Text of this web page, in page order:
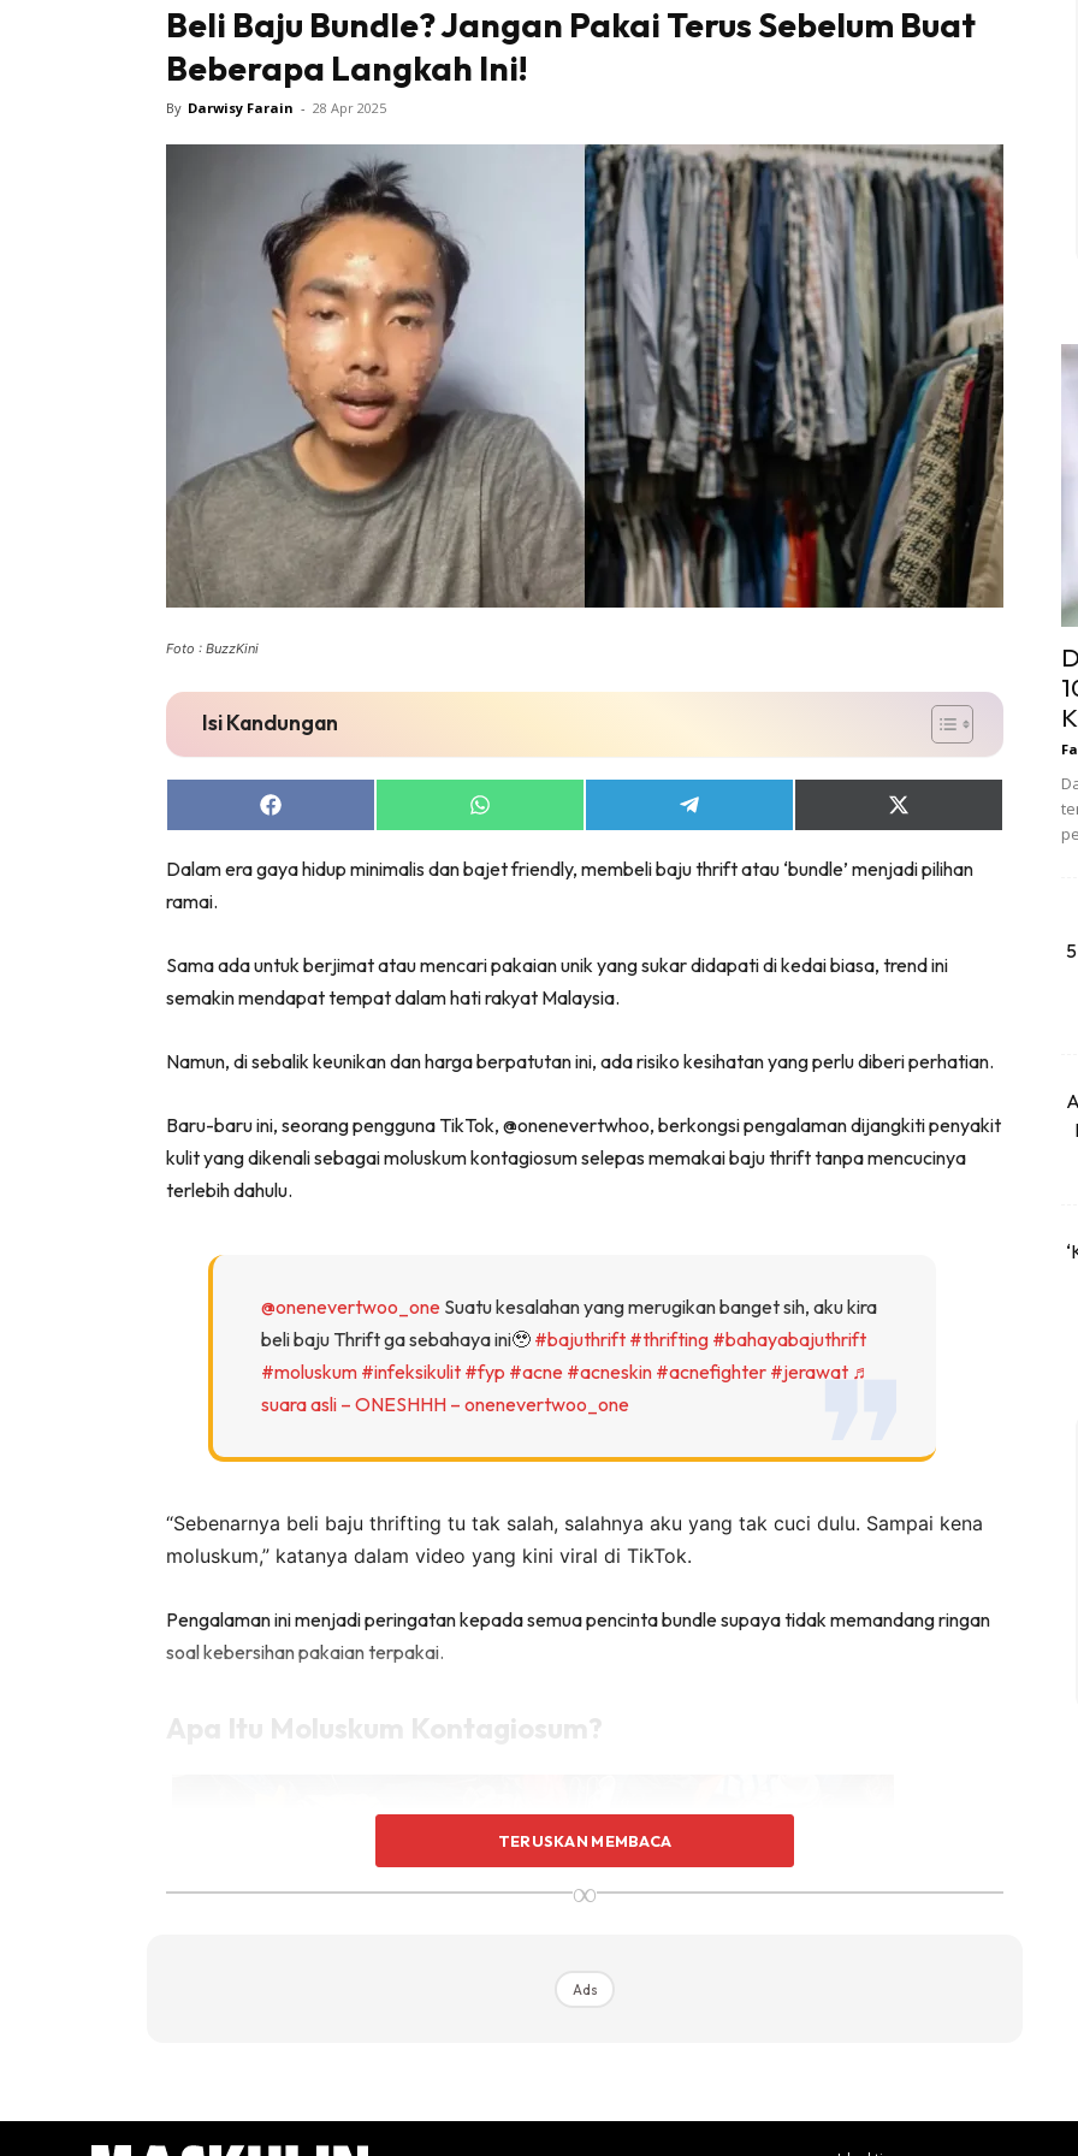
Beli Baju Bundle? Jangan Pakai Terus Sebelum Buat
Beberapa Langkah Ini!
By Darwisy Farain - 28 Apr 2025
Foto : BuzzKini
Isi Kandungan
Share
on
Share
on
Share
on
Share
on
(Twitter)
Dalam era gaya hidup minimalis dan bajet friendly, membeli baju thrift atau ‘bundle’ menjadi pilihan
ramai.
Sama ada untuk berjimat atau mencari pakaian unik yang sukar didapati di kedai biasa, trend ini
semakin mendapat tempat dalam hati rakyat Malaysia.
Namun, di sebalik keunikan dan harga berpatutan ini, ada risiko kesihatan yang perlu diberi perhatian.
Baru-baru ini, seorang pengguna TikTok, @onenevertwhoo, berkongsi pengalaman dijangkiti penyakit
kulit yang dikenali sebagai moluskum kontagiosum selepas memakai baju thrift tanpa mencucinya
terlebih dahulu.
@onenevertwoo_one Suatu kesalahan yang merugikan banget sih, aku kira
beli baju Thrift ga sebahaya ini🥹 #bajuthrift #thrifting #bahayabajuthrift
#moluskum #infeksikulit #fyp #acne #acneskin #acnefighter #jerawat ♬
suara asli – ONESHHH – onenevertwoo_one
“Sebenarnya beli baju thrifting tu tak salah, salahnya aku yang tak cuci dulu. Sampai kena
moluskum,” katanya dalam video yang kini viral di TikTok.
Pengalaman ini menjadi peringatan kepada semua pencinta bundle supaya tidak memandang ringan
soal kebersihan pakaian terpakai.
Apa Itu Moluskum Kontagiosum?
TERUSKAN MEMBACA
∞
Ads